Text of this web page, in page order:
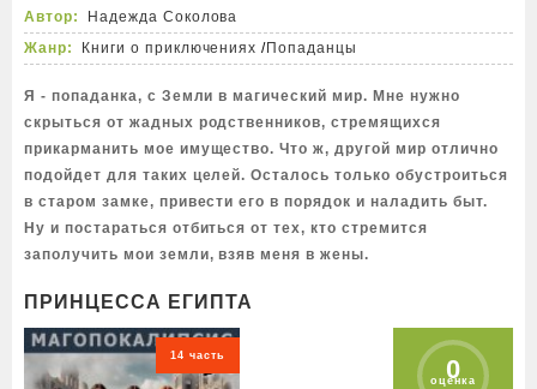
Автор:
Надежда Соколова
Жанр:
Книги о приключениях /Попаданцы
Я - попаданка, с Земли в магический мир. Мне нужно
скрыться от жадных родственников, стремящихся
прикарманить мое имущество. Что ж, другой мир отлично
подойдет для таких целей. Осталось только обустроиться
в старом замке, привести его в порядок и наладить быт.
Ну и постараться отбиться от тех, кто стремится
заполучить мои земли, взяв меня в жены.
ПРИНЦЕССА ЕГИПТА
14 часть 0
оценка